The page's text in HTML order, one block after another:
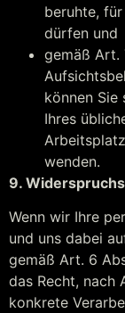
beruhte,
dürfen und
gemäß Art.
können
Ihres
wenden.
9.
Wenn wir Ihre
und uns dabei
gemäß Art. 6
das Recht, nach
konkrete